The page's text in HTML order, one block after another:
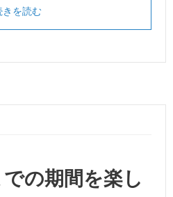
きを読む
の期間を楽し